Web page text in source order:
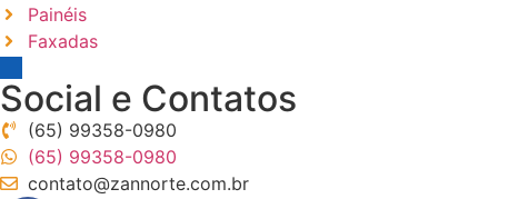
Painéis
Faxadas
Social e Contatos
(65) 99358-0980
(65) 99358-0980
contato@zannorte.com.br